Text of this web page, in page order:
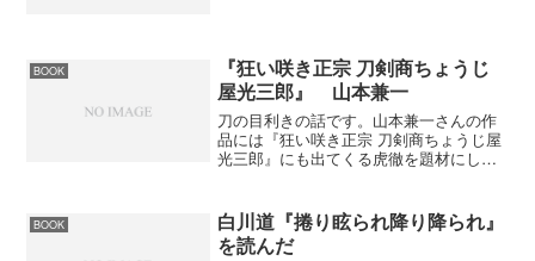
よ～く分かるし、笑えた。...
BOOK
『狂い咲き正宗 刀剣商ちょうじ
屋光三郎』 山本兼一
刀の目利きの話です。山本兼一さんの作
品には『狂い咲き正宗 刀剣商ちょうじ屋
光三郎』にも出てくる虎徹を題材にした
回読んだのは刀で商売をする人の話。ち
ょっと軽めの話なのでサ...
BOOK
白川道『捲り眩られ降り降られ』
を読んだ